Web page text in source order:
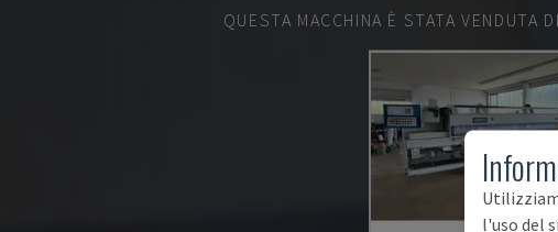
QUESTA MACCHINA È STATA VENDUTA
l'uso del